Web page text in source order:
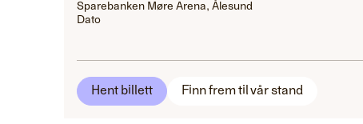
Sparebanken Møre Arena, Ålesund
Dato
Hent billett Finn frem til vår stand